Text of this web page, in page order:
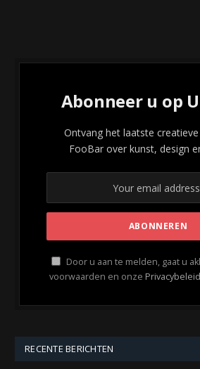
Abonneer u op
Ontvang het laatste
FooBar over kunst, design
Door u aan te melden, gaat u
voorwaarden en onze Privacybeleid
RECENTE BERICHTEN